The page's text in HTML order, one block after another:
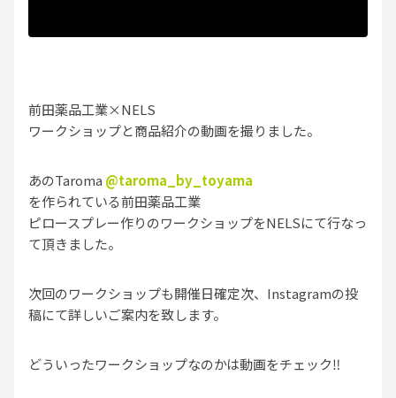
前田薬品工業×NELS
ワークショップと商品紹介の動画を撮りました。
あのTaroma @taroma_by_toyama
を作られている前田薬品工業
ピロースプレー作りのワークショップをNELSにて行なっ
て頂きました。
次回のワークショップも開催日確定次、Instagramの投
稿にて詳しいご案内を致します。
どういったワークショップなのかは動画をチェック‼︎